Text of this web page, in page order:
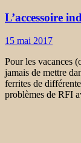
L’accessoire
15 mai 2017
Pour les vacances
jamais de mettre
ferrites de
problèmes de RFI